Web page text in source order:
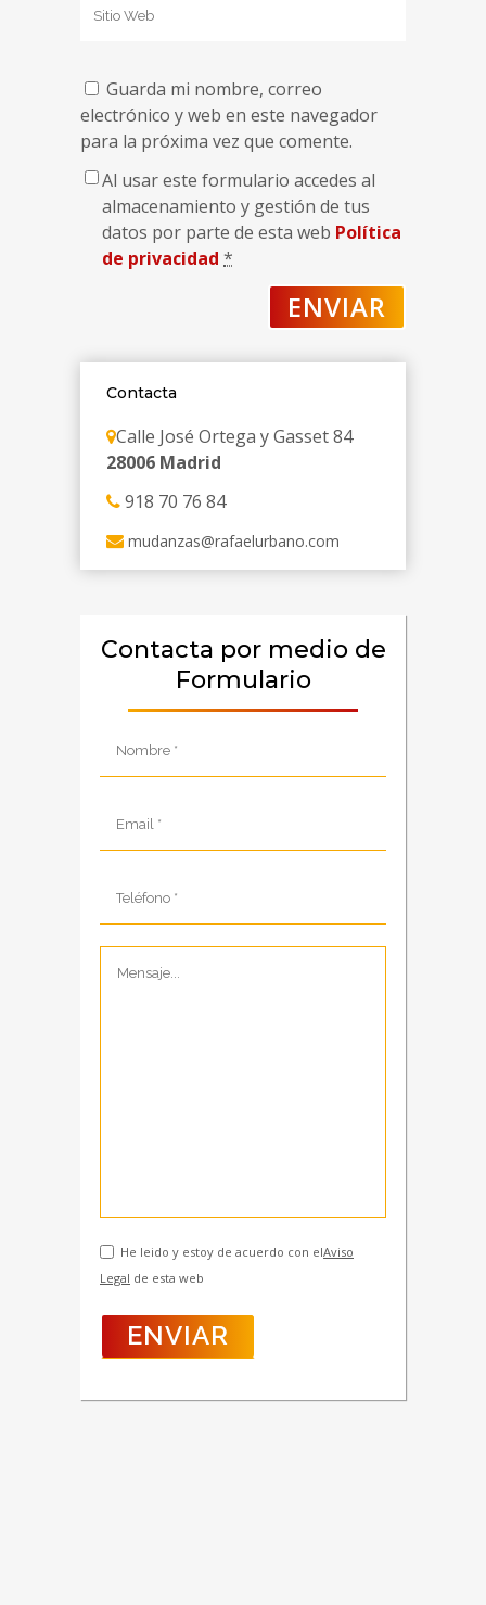
Guarda mi nombre, correo
electrónico y web en este navegador
para la próxima vez que comente.
Al usar este formulario accedes al
almacenamiento y gestión de tus
datos por parte de esta web Política
de privacidad *
Contacta
Calle José Ortega y Gasset 84
28006 Madrid
918 70 76 84
mudanzas@rafaelurbano.com
Contacta por medio de
Formulario
He leido y estoy de acuerdo con elAviso
Legal de esta web